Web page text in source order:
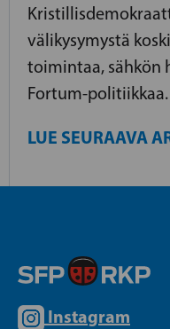
välikysymystä
toimintaa, sähkön
Fortum-politiikkaa.
LUE SEURAAVA
Instagram